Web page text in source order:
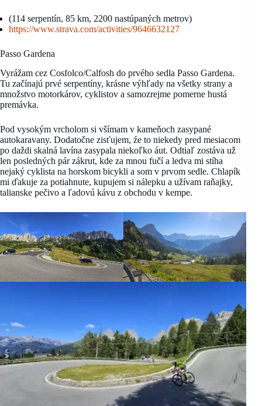
(114 serpentín, 85 km, 2200 nastúpaných metrov)
https://www.strava.com/activities/9646632127
Passo Gardena
Vyrážam cez Cosfolco/Calfosh do prvého sedla Passo Gardena.
Tu začínajú prvé serpentíny, krásne výhľady na všetky strany a
množstvo motorkárov, cyklistov a samozrejme pomerne hustá
premávka.
Pod vysokým vrcholom si všímam v kameňoch zasypané
autokaravany. Dodatočne zisťujem, źe to niekedy pred mesiacom
po daždi skalná lavína zasypala niekoľko áut. Odtiaľ zostáva už
len posledných pár zákrut, kde za mnou fučí a ledva mi stíha
nejaký cyklista na horskom bicykli a som v prvom sedle. Chlapík
mi ďakuje za potiahnute, kupujem si nálepku a užívam raňajky,
talianske pečivo a ľadovú kávu z obchodu v kempe.